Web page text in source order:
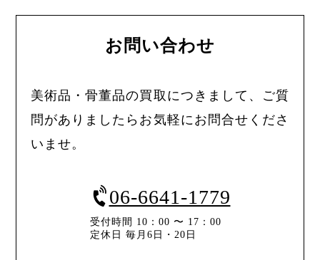
お問い合わせ
美術品・骨董品の買取につきまして、ご質
問がありましたらお気軽にお問合せくださ
いませ。
06-6641-1779
受付時間 10：00 〜 17：00
定休日 毎月6日・20日